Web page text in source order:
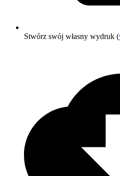
Stwórz swój własny wydruk (